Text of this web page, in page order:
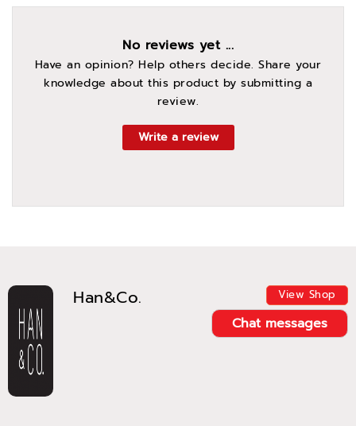
Han&Co. View Shop
Chat messages
No reviews yet ...
Have an opinion? Help others decide. Share your
knowledge about this product by submitting a
review.
Write a review